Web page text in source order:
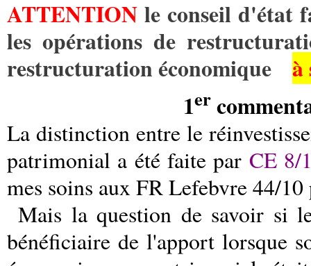
ATTENTION le conseil d'état
les opérations de
restructuration économique
à
1er
La distinction entre le
patrimonial a été faite par CE 8/
mes soins aux FR Lefebvre 44/10
Mais la question de savoir si
bénéficiaire de l'apport lorsque